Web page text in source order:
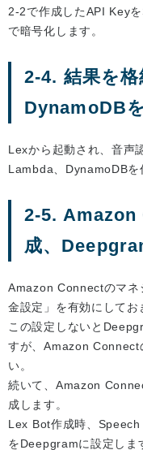
2-2で作成したAPI Key
で暗号化します。
2-4. 結果を格
DynamoDB
Lexから起動され、音声
Lambda、DynamoDBを
2-5.
成、
Amazon Connectのマネ
金設定」を有効にしてお
この設定しないと
すが、Amazon Connect
い。
続いて、Amazon
成します。
Lex Bot作成時、
をDeepgramに設定しま